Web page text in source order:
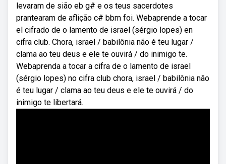
levaram de sião eb g# e os teus sacerdotes
prantearam de aflição c# bbm foi. Webaprende a tocar
el cifrado de o lamento de israel (sérgio lopes) en
cifra club. Chora, israel / babilônia não é teu lugar /
clama ao teu deus e ele te ouvirá / do inimigo te.
Webaprenda a tocar a cifra de o lamento de israel
(sérgio lopes) no cifra club chora, israel / babilônia não
é teu lugar / clama ao teu deus e ele te ouvirá / do
inimigo te libertará.